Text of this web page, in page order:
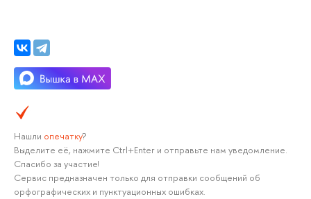
Нашли опечатку?
Выделите её, нажмите Ctrl+Enter и отправьте нам уведомление.
Спасибо за участие!
Сервис предназначен только для отправки сообщений об
орфографических и пунктуационных ошибках.